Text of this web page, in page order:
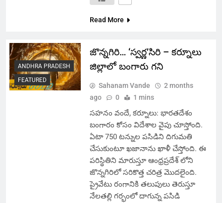
Read More
ANDHRA PRADESH
FEATURED
జొన్నగిరి… ‘స్వర్ణ’సిరి – కర్నూలు
జిల్లాలో బంగారు గని
Sahanam Vande
2 months
ago
0 1 mins
సహనం వందే, కర్నూలు: భారతదేశం
బంగారం కోసం విదేశాల వైపు చూస్తోంది.
ఏటా 750 టన్నుల పసిడిని దిగుమతి
చేసుకుంటూ ఖజానాను ఖాళీ చేస్తోంది. ఈ
పరిస్థితిని మారుస్తూ ఆంధ్రప్రదేశ్ లోని
జొన్నగిరిలో సరికొత్త చరిత్ర మొదలైంది.
ప్రైవేటు రంగానికి తలుపులు తెరుస్తూ
నేలతల్లి గర్భంలో దాగున్న పసిడి